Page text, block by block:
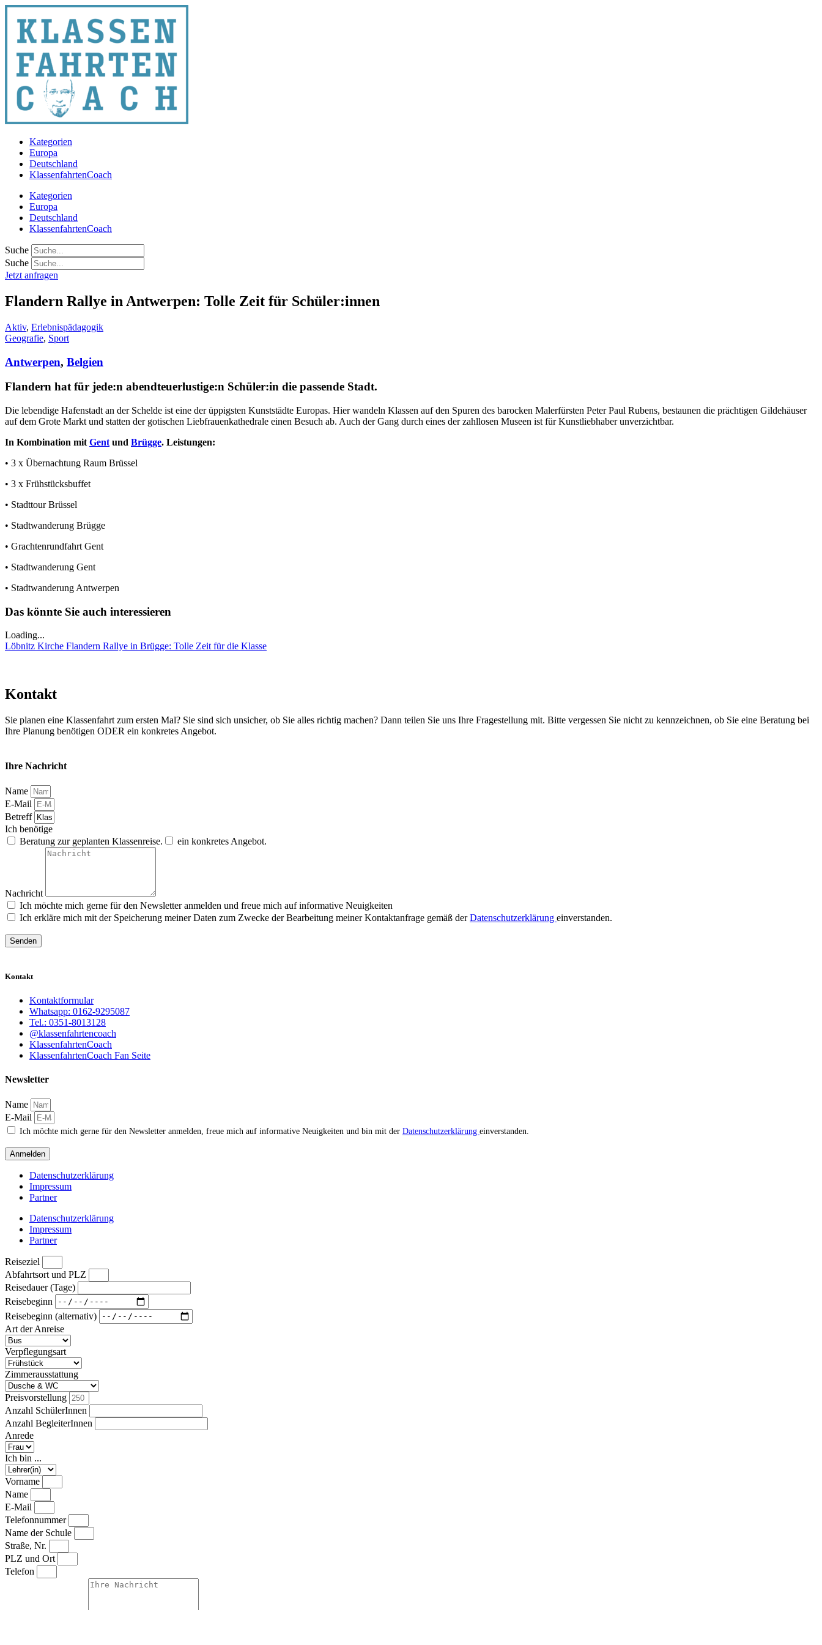
Zum
Inhalt
springen
Kategorien
Europa
Deutschland
KlassenfahrtenCoach
Kategorien
Europa
Deutschland
KlassenfahrtenCoach
Suche
Suche
Jetzt anfragen
Flandern Rallye in Antwerpen: Tolle Zeit für Schüler:innen
Aktiv, Erlebnispädagogik
Geografie, Sport
Antwerpen, Belgien
Flandern hat für jede:n abendteuerlustige:n Schüler:in die passende Stadt.
Die lebendige Hafenstadt an der Schelde ist eine der üppigsten Kunststädte Europas. Hier wandeln Klassen auf den Spuren des barocken Malerfürsten Peter Paul Rubens, bestaunen die prächtigen Gildehäuser
auf dem Grote Markt und statten der gotischen Liebfrauenkathedrale einen Besuch ab. Auch der Gang durch eines der zahllosen Museen ist für Kunstliebhaber unverzichtbar.
In Kombination mit Gent und Brügge. Leistungen:
• 3 x Übernachtung Raum Brüssel
• 3 x Frühstücksbuffet
• Stadttour Brüssel
• Stadtwanderung Brügge
• Grachtenrundfahrt Gent
• Stadtwanderung Gent
• Stadtwanderung Antwerpen
Das könnte Sie auch interessieren
Loading...
Löbnitz Kirche Flandern Rallye in Brügge: Tolle Zeit für die Klasse
Kontakt
Sie planen eine Klassenfahrt zum ersten Mal? Sie sind sich unsicher, ob Sie alles richtig machen? Dann teilen Sie uns Ihre Fragestellung mit. Bitte vergessen Sie nicht zu kennzeichnen, ob Sie eine Beratung bei
Ihre Planung benötigen ODER ein konkretes Angebot.
Ihre Nachricht
Name
E-Mail
Betreff
Ich benötige
Beratung zur geplanten Klassenreise.
ein konkretes Angebot.
Nachricht
Ich möchte mich gerne für den Newsletter anmelden und freue mich auf informative Neuigkeiten
Ich erkläre mich mit der Speicherung meiner Daten zum Zwecke der Bearbeitung meiner Kontaktanfrage gemäß derDatenschutzerklärung einverstanden.
Senden
Kontakt
Kontaktformular
Whatsapp: 0162-9295087
Tel.: 0351-8013128
@klassenfahrtencoach
KlassenfahrtenCoach
KlassenfahrtenCoach Fan Seite
Newsletter
Name
E-Mail
Ich möchte mich gerne für den Newsletter anmelden, freue mich auf informative Neuigkeiten und bin mit der Datenschutzerklärung einverstanden.
Anmelden
Datenschutzerklärung
Impressum
Partner
Datenschutzerklärung
Impressum
Partner
Reiseziel
Abfahrtsort und PLZ
Reisedauer (Tage)
Reisebeginn
Reisebeginn (alternativ)
Art der Anreise
Verpflegungsart
Zimmerausstattung
Preisvorstellung
Anzahl SchülerInnen
Anzahl BegleiterInnen
Anrede
Ich bin ...
Vorname
Name
E-Mail
Telefonnummer
Name der Schule
Straße, Nr.
PLZ und Ort
Telefon